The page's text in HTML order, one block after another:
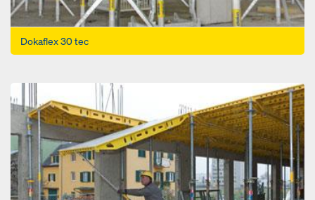
Dokaflex 30 tec